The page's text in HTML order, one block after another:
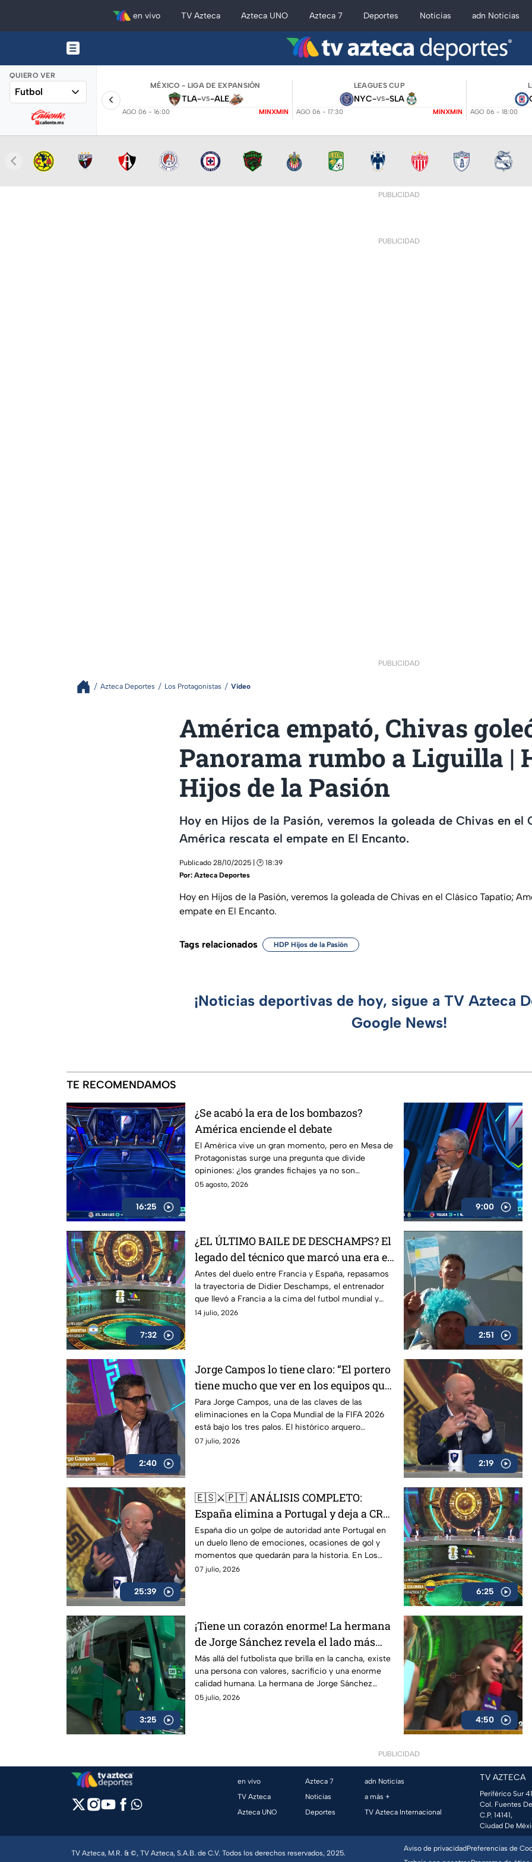
en vivo TV Azteca Azteca UNO Azteca 7 Deportes Noticias adn Noticias
QUIERO VER
Futbol
MÉXICO - LIGA DE EXPANSIÓN
TLA-VS-ALE
AGO 06 - 16:00 MINXMIN
LEAGUES CUP
NYC-VS-SLA
AGO 06 - 17:30 MINXMIN AGO 06 - 18:00
PUBLICIDAD
PUBLICIDAD
PUBLICIDAD
Azteca Deportes Los Protagonistas Video
América empató, Chivas
Panorama rumbo a Liguilla |
Hijos de la Pasión
Hoy en Hijos de la Pasión, veremos la goleada de Chivas en el
América rescata el empate en El Encanto.
Publicado 28/10/2025 | 🕑 18:39
Por: Azteca Deportes
Hoy en Hijos de la Pasión, veremos la goleada de Chivas en el Clásico Tapatío;
empate en El Encanto.
Tags relacionados HDP Hijos de la Pasión
¡Noticias deportivas de hoy, sigue a TV Azteca
Google News!
TE RECOMENDAMOS
16:25
¿Se acabó la era de los bombazos?
América enciende el debate
El América vive un gran momento, pero en Mesa de
Protagonistas surge una pregunta que divide
opiniones: ¿los grandes fichajes ya no son
indispensables para competir?
05 agosto, 2026
9:00
7:32
¿EL ÚLTIMO BAILE DE DESCHAMPS? El
legado del técnico que marcó una era en
Francia
Antes del duelo entre Francia y España, repasamos
la trayectoria de Didier Deschamps, el entrenador
que llevó a Francia a la cima del futbol mundial y
que podría estar viviendo sus últimos capítulos al
14 julio, 2026
2:51
2:40
Jorge Campos lo tiene claro: “El portero
tiene mucho que ver en los equipos que
están quedando fuera”
Para Jorge Campos, una de las claves de las
eliminaciones en la Copa Mundial de la FIFA 2026
está bajo los tres palos. El histórico arquero
mexicano explicó por qué los porteros están
07 julio, 2026
2:19
25:39
🇪🇸⚔️🇵🇹 ANÁLISIS COMPLETO:
España elimina a Portugal y deja a CR7
sin el sueño mundialista | Los
Protagonistas Extra
España dio un golpe de autoridad ante Portugal en
un duelo lleno de emociones, ocasiones de gol y
momentos que quedarán para la historia. En Los
Protagonistas Extra analizamos las claves del
07 julio, 2026
6:25
3:25
¡Tiene un corazón enorme! La hermana
de Jorge Sánchez revela el lado más
humano del seleccionado mexicano
Más allá del futbolista que brilla en la cancha, existe
una persona con valores, sacrificio y una enorme
calidad humana. La hermana de Jorge Sánchez
comparte detalles que pocos conocen sobre el
05 julio, 2026
4:50
PUBLICIDAD
en vivo
TV Azteca
Azteca UNO
Azteca 7
Noticias
Deportes
adn Noticias
a más +
TV Azteca Internacional
TV AZTECA
Periférico Sur
Col. Fuentes
C.P. 14141,
Ciudad De
TV Azteca, M.R. & ©, TV Azteca, S.A.B. de C.V. Todos los derechos reservados, 2025.
Aviso de privacidadPreferencias de